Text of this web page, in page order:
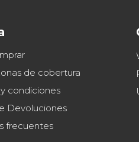
de cobertura
condiciones
Devoluciones
frecuentes